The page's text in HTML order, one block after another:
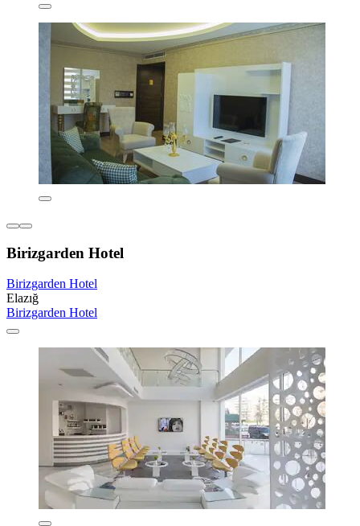
Birizgarden Hotel
Birizgarden Hotel
Elazığ
Birizgarden Hotel